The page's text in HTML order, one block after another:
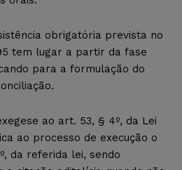
obrigatória prevista no
tem lugar a partir da fase
para a formulação do
ao art. 53, § 4º, da Lei
ao processo de execução o
da referida lei, sendo